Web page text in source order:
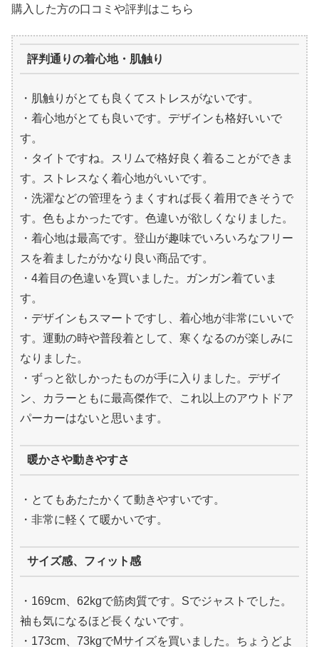
購入した方の口コミや評判はこちら
評判通りの着心地・肌触り
・肌触りがとても良くてストレスがないです。
・着心地がとても良いです。デザインも格好いいで
す。
・タイトですね。スリムで格好良く着ることができま
す。ストレスなく着心地がいいです。
・洗濯などの管理をうまくすれば長く着用できそうで
す。色もよかったです。色違いが欲しくなりました。
・着心地は最高です。登山が趣味でいろいろなフリー
スを着ましたがかなり良い商品です。
・4着目の色違いを買いました。ガンガン着ていま
す。
・デザインもスマートですし、着心地が非常にいいで
す。運動の時や普段着として、寒くなるのが楽しみに
なりました。
・ずっと欲しかったものが手に入りました。デザイ
ン、カラーともに最高傑作で、これ以上のアウトドア
パーカーはないと思います。
暖かさや動きやすさ
・とてもあたたかくて動きやすいです。
・非常に軽くて暖かいです。
サイズ感、フィット感
・169cm、62kgで筋肉質です。Sでジャストでした。
袖も気になるほど長くないです。
・173cm、73kgでMサイズを買いました。ちょうどよ